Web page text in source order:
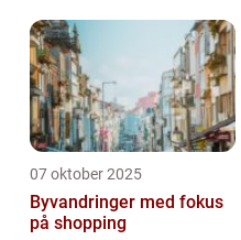
07 oktober 2025
Byvandringer med fokus
på shopping